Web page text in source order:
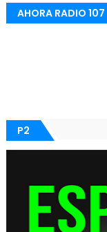
AHORA RADIO 107
P2